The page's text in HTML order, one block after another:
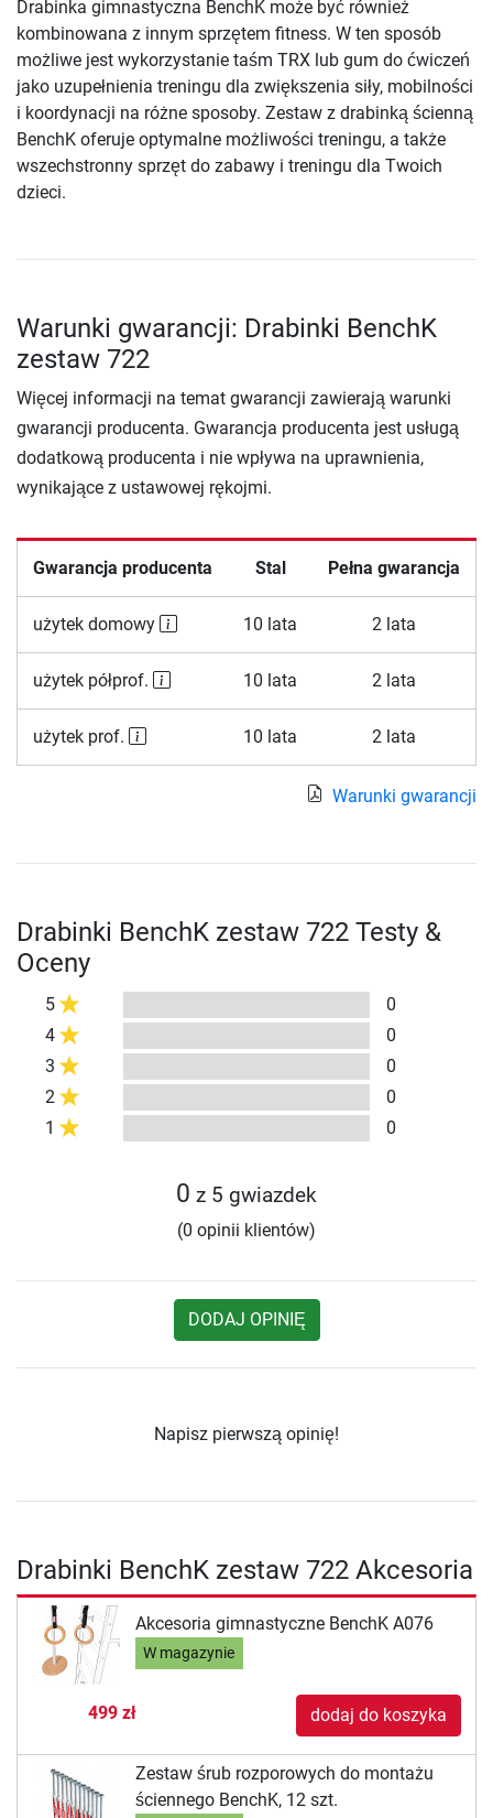
Drabinka gimnastyczna BenchK może być również
kombinowana z innym sprzętem fitness. W ten sposób
możliwe jest wykorzystanie taśm TRX lub gum do ćwiczeń
jako uzupełnienia treningu dla zwiększenia siły, mobilności
i koordynacji na różne sposoby. Zestaw z drabinką ścienną
BenchK oferuje optymalne możliwości treningu, a także
wszechstronny sprzęt do zabawy i treningu dla Twoich
dzieci.
Warunki gwarancji: Drabinki BenchK
zestaw 722
Więcej informacji na temat gwarancji zawierają warunki
gwarancji producenta. Gwarancja producenta jest usługą
dodatkową producenta i nie wpływa na uprawnienia,
wynikające z ustawowej rękojmi.
Gwarancja producenta Stal Pełna gwarancja
użytek domowy 10 lata 2 lata
użytek półprof. 10 lata 2 lata
użytek prof. 10 lata 2 lata
Warunki gwarancji
Drabinki BenchK zestaw 722 Testy &
Oceny
5
0
4
0
3
0
2
0
1
0
0 z 5 gwiazdek
(0 opinii klientów)
DODAJ OPINIĘ
Napisz pierwszą opinię!
Drabinki BenchK zestaw 722 Akcesoria
Akcesoria gimnastyczne BenchK A076
W magazynie
499 zł dodaj do koszyka
Zestaw śrub rozporowych do montażu
ściennego BenchK, 12 szt.